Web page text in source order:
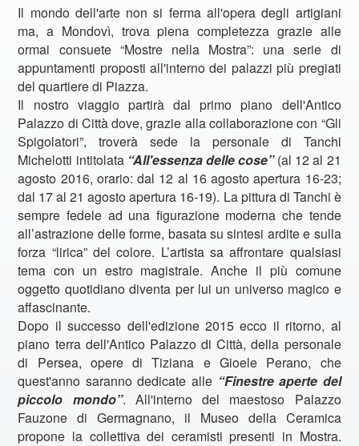
Il mondo dell'arte non si ferma all'opera degli artigiani
ma, a Mondovì, trova piena completezza grazie alle
ormai consuete “Mostre nella Mostra”: una serie di
appuntamenti proposti all'interno dei palazzi più pregiati
del quartiere di Piazza.
Il nostro viaggio partirà dal primo piano dell'Antico
Palazzo di Città dove, grazie alla collaborazione con “Gli
Spigolatori”, troverà sede la personale di Tanchi
Michelotti intitolata“All'essenza delle cose”(al 12 al 21
agosto 2016, orario: dal 12 al 16 agosto apertura 16-23;
dal 17 al 21 agosto apertura 16-19). La pittura di Tanchi è
sempre fedele ad una figurazione moderna che tende
all’astrazione delle forme, basata su sintesi ardite e sulla
forza “lirica” del colore. L’artista sa affrontare qualsiasi
tema con un estro magistrale. Anche il più comune
oggetto quotidiano diventa per lui un universo magico e
affascinante.
Dopo il successo dell'edizione 2015 ecco il ritorno, al
piano terra dell'Antico Palazzo di Città, della personale
di Persea, opere di Tiziana e Gioele Perano, che
quest'anno saranno dedicate alle“Finestre aperte del
piccolo mondo”. All'interno del maestoso Palazzo
Fauzone di Germagnano, il Museo della Ceramica
propone la collettiva dei ceramisti presenti in Mostra.